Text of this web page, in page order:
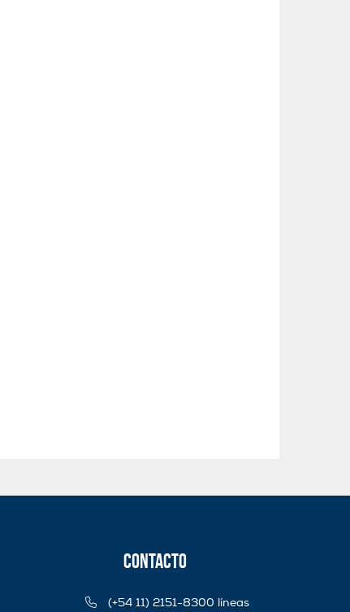
Contacto
(+54 11) 2151-8300 líneas